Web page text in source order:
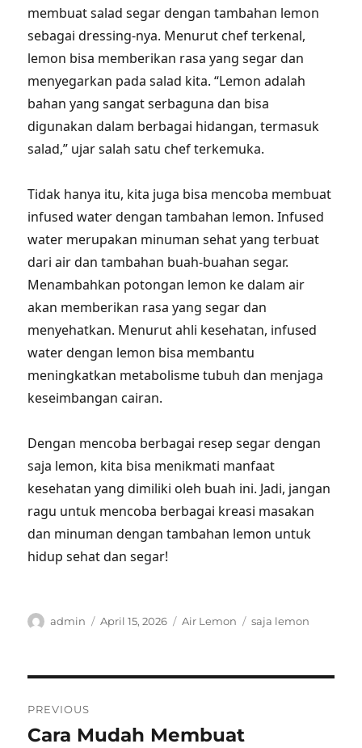
membuat salad segar dengan tambahan lemon
sebagai dressing-nya. Menurut chef terkenal,
lemon bisa memberikan rasa yang segar dan
menyegarkan pada salad kita. “Lemon adalah
bahan yang sangat serbaguna dan bisa
digunakan dalam berbagai hidangan, termasuk
salad,” ujar salah satu chef terkemuka.
Tidak hanya itu, kita juga bisa mencoba membuat
infused water dengan tambahan lemon. Infused
water merupakan minuman sehat yang terbuat
dari air dan tambahan buah-buahan segar.
Menambahkan potongan lemon ke dalam air
akan memberikan rasa yang segar dan
menyehatkan. Menurut ahli kesehatan, infused
water dengan lemon bisa membantu
meningkatkan metabolisme tubuh dan menjaga
keseimbangan cairan.
Dengan mencoba berbagai resep segar dengan
saja lemon, kita bisa menikmati manfaat
kesehatan yang dimiliki oleh buah ini. Jadi, jangan
ragu untuk mencoba berbagai kreasi masakan
dan minuman dengan tambahan lemon untuk
hidup sehat dan segar!
Author
admin
Posted
April 15, 2026 Categories
Air Lemon Tags
saja lemon
navigation
PREVIOUS
Previous
Cara Mudah Membuat